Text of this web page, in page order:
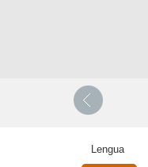
Lengua